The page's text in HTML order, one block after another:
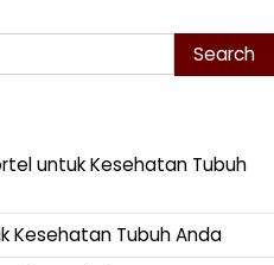
untuk Kesehatan Tubuh
Kesehatan Tubuh Anda